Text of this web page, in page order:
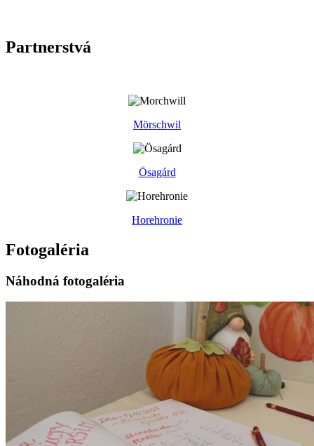
Partnerstvá
Mörschwil
Ösagárd
Horehronie
Fotogaléria
Náhodná fotogaléria